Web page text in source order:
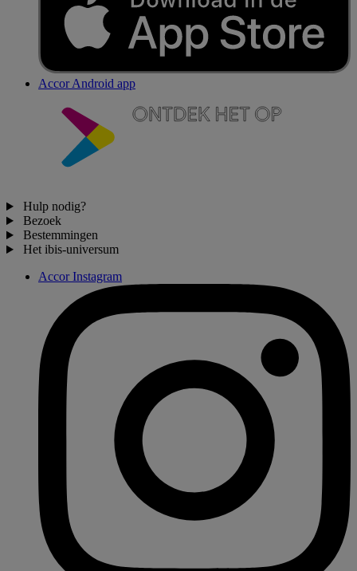
Accor Android app
Hulp nodig?
Bezoek
Bestemmingen
Het ibis-universum
Accor Instagram